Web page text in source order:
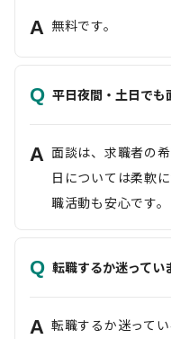
A 無料です。
Q 平日夜間・土日でも
A 面談は、求職者の
日については柔軟
職活動も安心です。
Q 転職するか迷って
A 転職するか迷って